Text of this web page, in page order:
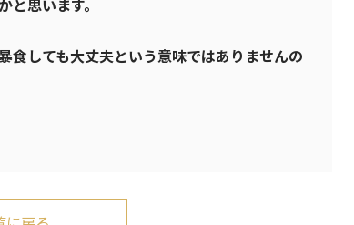
食しても大丈夫という意味ではありませんの